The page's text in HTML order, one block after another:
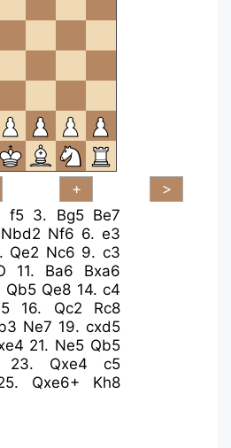
f5 3. Bg5 Be7
Nbd2 Nf6 6.e3
Qe2 Nc6 9. c3
11. Ba6
Bxa6
Qb5 Qe8 14.c4
16. Qc2
Rc8
Ne7 19.cxd5
21. Ne5 Qb5
23. Qxe4
c5
Qxe6+
Kh8